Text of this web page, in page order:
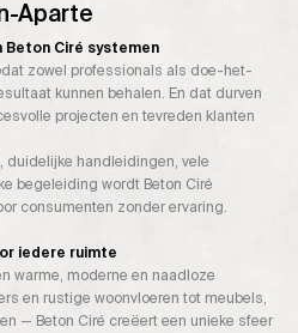
Aparte
Beton Ciré systemen
zowel professionals als doe-het-
kunnen behalen. En dat durven
projecten en tevreden klanten
duidelijke handleidingen, vele
begeleiding wordt Beton Ciré
consumenten zonder ervaring.
iedere ruimte
warme, moderne en naadloze
en rustige woonvloeren tot meubels,
— Beton Ciré creëert een unieke sfeer